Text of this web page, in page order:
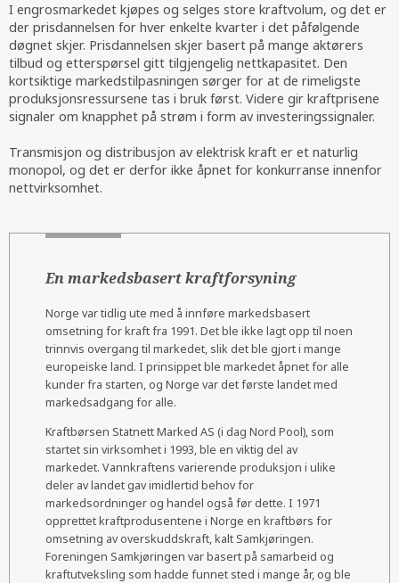
I engrosmarkedet kjøpes og selges store kraftvolum, og det er
der prisdannelsen for hver enkelte kvarter i det påfølgende
døgnet skjer. Prisdannelsen skjer basert på mange aktørers
tilbud og etterspørsel gitt tilgjengelig nettkapasitet. Den
kortsiktige markedstilpasningen sørger for at de rimeligste
produksjonsressursene tas i bruk først. Videre gir kraftprisene
signaler om knapphet på strøm i form av investeringssignaler.
Transmisjon og distribusjon av elektrisk kraft er et naturlig
monopol, og det er derfor ikke åpnet for konkurranse innenfor
nettvirksomhet.
En markedsbasert kraftforsyning
Norge var tidlig ute med å innføre markedsbasert
omsetning for kraft fra 1991. Det ble ikke lagt opp til noen
trinnvis overgang til markedet, slik det ble gjort i mange
europeiske land. I prinsippet ble markedet åpnet for alle
kunder fra starten, og Norge var det første landet med
markedsadgang for alle.
Kraftbørsen Statnett Marked AS (i dag Nord Pool), som
startet sin virksomhet i 1993, ble en viktig del av
markedet. Vannkraftens varierende produksjon i ulike
deler av landet gav imidlertid behov for
markedsordninger og handel også før dette. I 1971
opprettet kraftprodusentene i Norge en kraftbørs for
omsetning av overskuddskraft, kalt Samkjøringen.
Foreningen Samkjøringen var basert på samarbeid og
kraftutveksling som hadde funnet sted i mange år, og ble